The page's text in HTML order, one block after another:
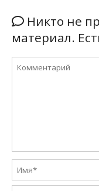
Никто не
материал.